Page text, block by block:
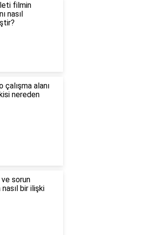
filmin
nasıl
çalışma alanı
nereden
sorun
nasıl bir ilişki